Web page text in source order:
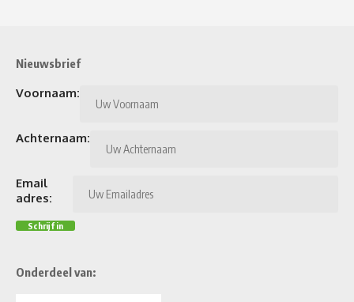
Nieuwsbrief
Voornaam:
Achternaam:
Email
adres:
Onderdeel van: